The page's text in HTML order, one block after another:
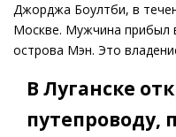
Джорджа Боултби, в
Москве. Мужчина прибыл
острова Мэн. Это
В Луганске
путепроводу,